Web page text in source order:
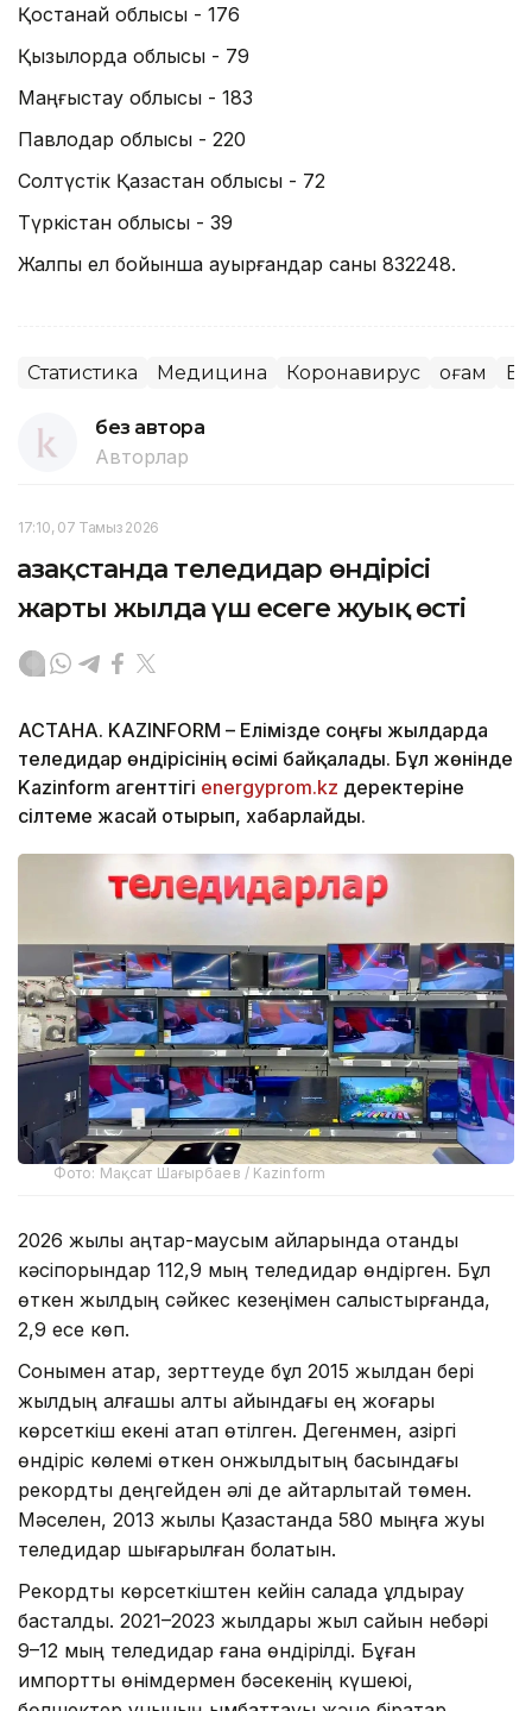
Қостанай облысы - 176
Қызылорда облысы - 79
Маңғыстау облысы - 183
Павлодар облысы - 220
Солтүстік Қазақстан облысы - 72
Түркістан облысы - 39
Жалпы ел бойынша ауырғандар саны 832248.
Статистика Медицина Коронавирус Қоғам
без автора
Авторлар
17:10, 07 Тамыз 2026
Қазақстанда теледидар өндірісі
жарты жылда үш есеге жуық өсті
АСТАНА. KAZINFORM – Елімізде соңғы жылдарда
теледидар өндірісінің өсімі байқалады. Бұл жөнінде
Kazinform агенттігі energyprom.kz деректеріне
сілтеме жасай отырып, хабарлайды.
Фото: Мақсат Шағырбаев / Kazinform
2026 жылы қаңтар-маусым айларында отандық
кәсіпорындар 112,9 мың теледидар өндірген. Бұл
өткен жылдың сәйкес кезеңімен салыстырғанда,
2,9 есе көп.
Сонымен қатар, зерттеуде бұл 2015 жылдан бері
жылдың алғашқы алты айындағы ең жоғары
көрсеткіш екені атап өтілген. Дегенмен, қазіргі
өндіріс көлемі өткен онжылдықтың басындағы
рекордтық деңгейден әлі де айтарлықтай төмен.
Мәселен, 2013 жылы Қазақстанда 580 мыңға жуық
теледидар шығарылған болатын.
Рекордтық көрсеткіштен кейін салада құлдырау
басталды. 2021–2023 жылдары жыл сайын небәрі
9–12 мың теледидар ғана өндірілді. Бұған
импорттық өнімдермен бәсекенің күшеюі,